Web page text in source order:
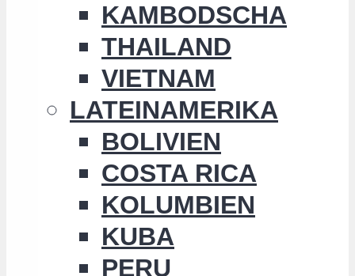
KAMBODSCHA
THAILAND
VIETNAM
LATEINAMERIKA
BOLIVIEN
COSTA RICA
KOLUMBIEN
KUBA
PERU